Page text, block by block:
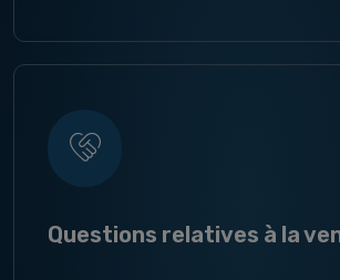
Questions relatives à la